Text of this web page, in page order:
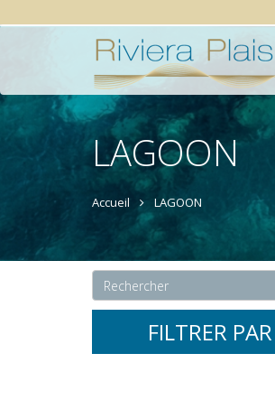
LAGOON
Accueil LAGOON
FILTRER PAR